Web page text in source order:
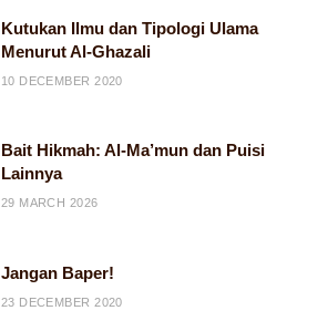
Kutukan Ilmu dan Tipologi Ulama
Menurut Al-Ghazali
10 DECEMBER 2020
Bait Hikmah: Al-Ma’mun dan Puisi
Lainnya
29 MARCH 2026
Jangan Baper!
23 DECEMBER 2020